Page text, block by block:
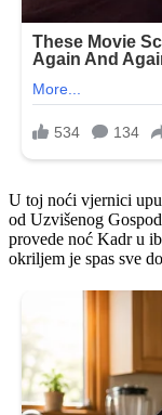
U toj noći vjernici
od Uzvišenog
provede noć Kadr u
okriljem je spas sve